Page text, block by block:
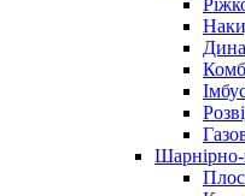
Шарнірно-